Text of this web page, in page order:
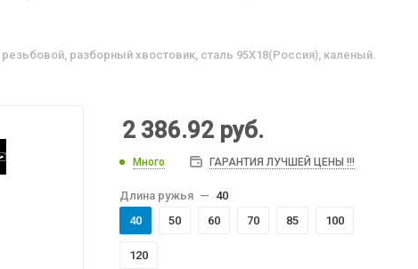
разборный хвостовик, сталь 95Х18(Россия), каленый.
2 386.92 руб.
Много ГАРАНТИЯ ЛУЧШЕЙ ЦЕНЫ !!!
Длина ружья — 40
40
50 60 70 85 100
120